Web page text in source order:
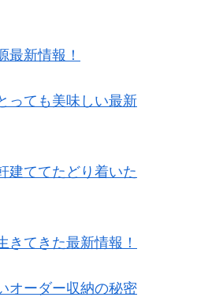
最新情報！
っても美味しい最新
建ててたどり着いた
きてきた最新情報！
オーダー収納の秘密